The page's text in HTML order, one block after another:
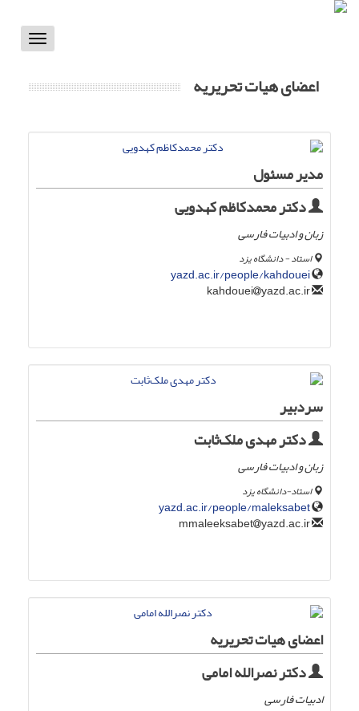
Toggle
اعضای هیات تحریریه
مدیر مسئول
دکتر محمدکاظم کهدویی
زبان و ادبیات فارسی
استاد - دانشگاه یزد
yazd.ac.ir/people/kahdouei
yazd.ac.ir
سردبیر
دکتر مهدی ملک‌ثابت
زبان و ادبیات فارسی
استاد-دانشگاه یزد
yazd.ac.ir/people/maleksabet
yazd.ac.ir
اعضای هیات تحریریه
دکتر نصرالله امامی
ادبیات فارسی